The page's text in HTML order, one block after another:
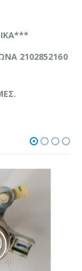
2102852160